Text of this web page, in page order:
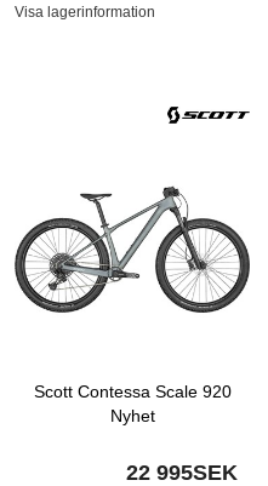
Visa lagerinformation
Scott Contessa Scale 920
Nyhet
22 995SEK